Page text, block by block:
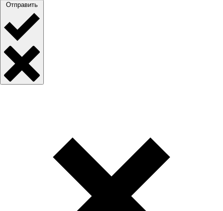
Отправить